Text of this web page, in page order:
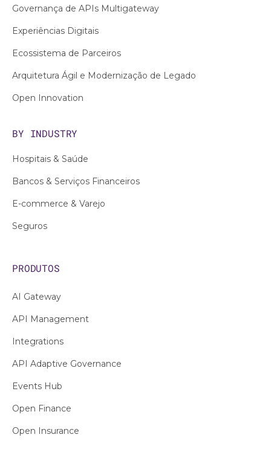
Governança de APIs Multigateway
Experiências Digitais
Ecossistema de Parceiros
Arquitetura Ágil e Modernização de Legado
Open Innovation
BY INDUSTRY
Hospitais & Saúde
Bancos & Serviços Financeiros
E-commerce & Varejo
Seguros
PRODUTOS
AI Gateway
API Management
Integrations
API Adaptive Governance
Events Hub
Open Finance
Open Insurance